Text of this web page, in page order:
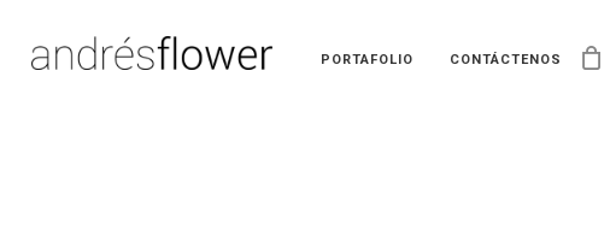
PORTAFOLIO CONTÁCTENOS